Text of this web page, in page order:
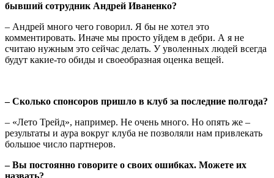
бывший сотрудник Андрей Иваненко?
– Андрей много чего говорил. Я бы не хотел это
комментировать. Иначе мы просто уйдем в дебри. А я не
считаю нужным это сейчас делать. У уволенных людей всегда
будут какие-то обиды и своеобразная оценка вещей.
– Сколько спонсоров пришло в клуб за последние полгода?
– «Лето Трейд», например. Не очень много. Но опять же –
результаты и аура вокруг клуба не позволяли нам привлекать
большое число партнеров.
– Вы постоянно говорите о своих ошибках. Можете их
назвать?